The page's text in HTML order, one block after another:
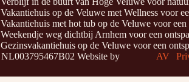
Vakantiehuis op de Veluwe met Wellness voor
Vakantiehuis met hot tub op de Veluwe voor
Weekendje weg dichtbij Arnhem voor een
Gezinsvakantiehuis op de Veluwe voor een
NL003795467B02 Website by
AV